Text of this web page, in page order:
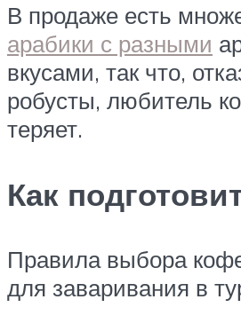
В продаже есть
арабики с разными
вкусами, так что,
робусты, любитель
теряет.
Как
Правила выбора
для заваривания в